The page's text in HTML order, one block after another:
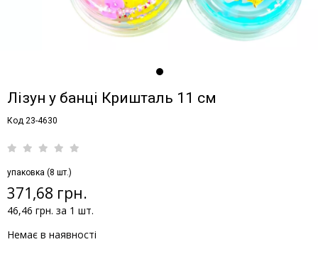
Лізун у банці Кришталь 11 см
Код 23-4630
упаковка (8 шт.)
371,68 грн.
46,46 грн. за 1 шт.
Немає в наявності